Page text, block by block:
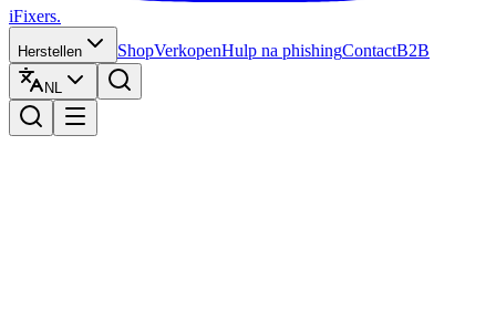
iFixers.
Herstellen ShopVerkopenHulp na phishingContactB2B
NL